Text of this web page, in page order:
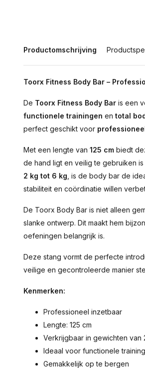
Productomschrijving
Toorx Fitness Body Bar –
De Toorx Fitness Body Bar is een
functionele trainingen en total
perfect geschikt voor
Met een lengte van 125 cm biedt
de hand ligt en veilig te gebruiken
2 kg tot 6 kg , is de body bar de
stabiliteit en coördinatie willen
De Toorx Body Bar is niet alleen
slanke ontwerp. Dit maakt hem
oefeningen belangrijk is.
Deze stang vormt de perfecte
veilige en gecontroleerde manier
Kenmerken:
Professioneel inzetbaar
Lengte: 125 cm
Verkrijgbaar in gewichten van
Ideaal voor functionele
Gemakkelijk op te bergen